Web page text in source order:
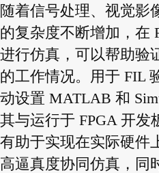
随着信号处理、视觉影
的复杂度不断增加，在
进行仿真，可以帮助验
的工作情况。用于 FIL
动设置 MATLAB 和
其与运行于 FPGA 开发
有助于实现在实际硬件
高逼真度协同仿真，同